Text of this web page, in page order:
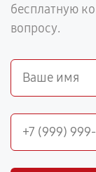
бесплатную
вопросу.